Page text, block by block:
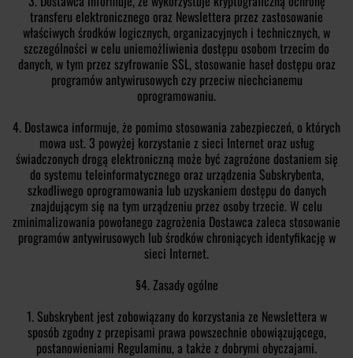
transferu elektronicznego oraz Newslettera przez zastosowanie
właściwych środków logicznych, organizacyjnych i technicznych, w
szczególności w celu uniemożliwienia dostępu osobom trzecim do
danych, w tym przez szyfrowanie SSL, stosowanie haseł dostępu oraz
programów antywirusowych czy przeciw niechcianemu
oprogramowaniu.
4. Dostawca informuje, że pomimo stosowania zabezpieczeń, o których
mowa ust. 3 powyżej korzystanie z sieci Internet oraz usług
świadczonych drogą elektroniczną może być zagrożone dostaniem się
do systemu teleinformatycznego oraz urządzenia Subskrybenta,
szkodliwego oprogramowania lub uzyskaniem dostępu do danych
znajdującym się na tym urządzeniu przez osoby trzecie. W celu
zminimalizowania powołanego zagrożenia Dostawca zaleca stosowanie
programów antywirusowych lub środków chroniących identyfikację w
sieci Internet.
§4. Zasady ogólne
1. Subskrybent jest zobowiązany do korzystania ze Newslettera w
sposób zgodny z przepisami prawa powszechnie obowiązującego,
postanowieniami Regulaminu, a także z dobrymi obyczajami.